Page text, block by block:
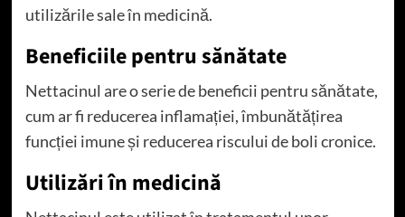
utilizările sale în medicină.
Beneficiile pentru sănătate
Nettacinul are o serie de beneficii pentru sănătate,
cum ar fi reducerea inflamației, îmbunătățirea
funcției imune și reducerea riscului de boli cronice.
Utilizări în medicină